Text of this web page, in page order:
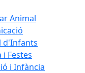
Animal
d'Infants
i Festes
i Infància